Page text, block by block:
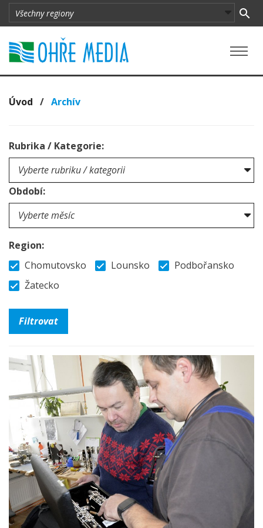
Úvod / Archív
Rubrika / Kategorie:
Období:
Region:
Chomutovsko
Lounsko
Podbořansko
Žatecko